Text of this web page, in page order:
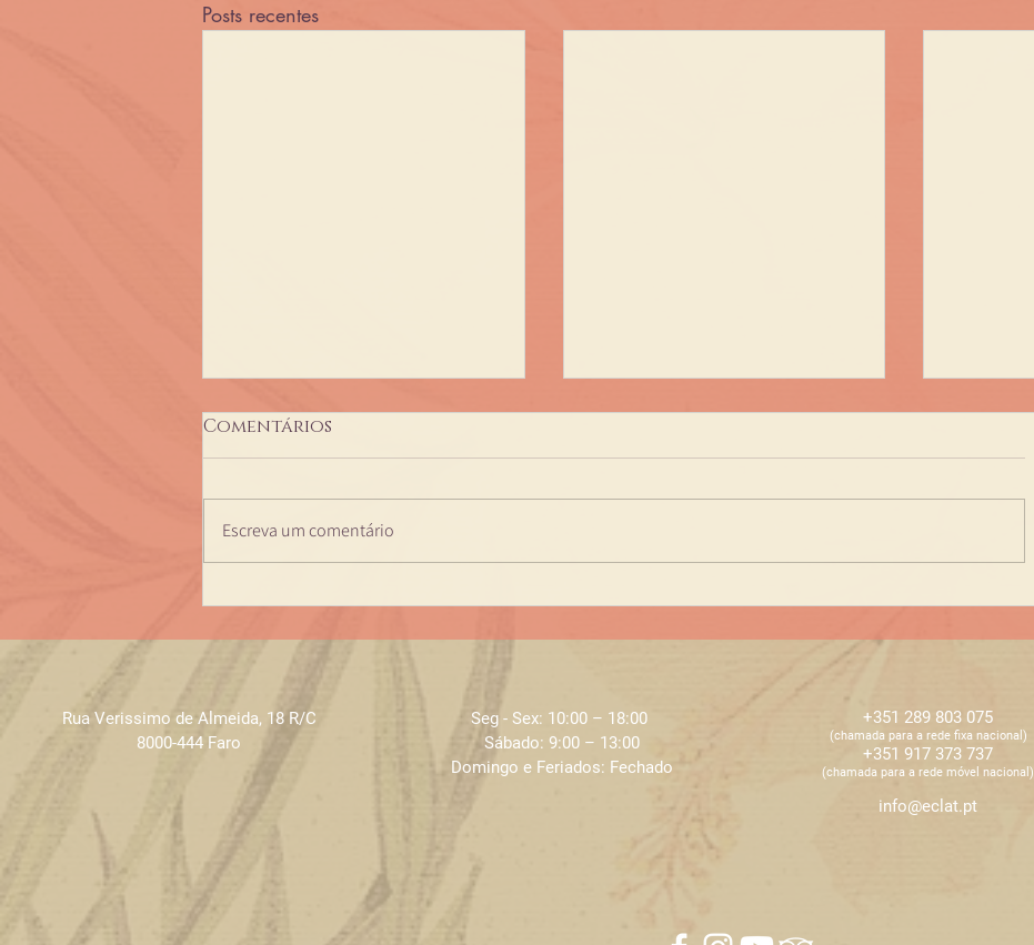
Posts recentes
Comentários
Escreva um comentário
Rua Verissimo de Almeida, 18 R/C
8000-444 Faro
Seg - Sex: 10:00 – 18:00 ​​
Sábado: 9:00 – 13:00
Domingo e Feriados: Fechado
+351 289 803 075
​​(chamada para a rede fixa nacional)
+351 917 373 737
​​(chamada para a rede móvel nacional)
info@eclat.pt